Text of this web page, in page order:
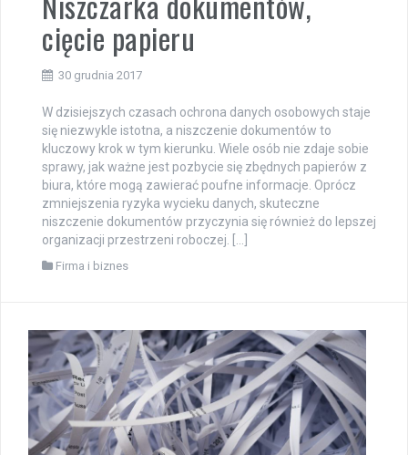
cięcie papieru
30 grudnia 2017
W dzisiejszych czasach ochrona danych osobowych staje
się niezwykle istotna, a niszczenie dokumentów to
kluczowy krok w tym kierunku. Wiele osób nie zdaje sobie
sprawy, jak ważne jest pozbycie się zbędnych papierów z
biura, które mogą zawierać poufne informacje. Oprócz
zmniejszenia ryzyka wycieku danych, skuteczne
niszczenie dokumentów przyczynia się również do lepszej
organizacji przestrzeni roboczej. […]
Firma i biznes